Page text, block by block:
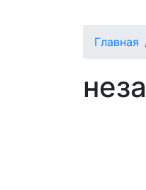
Главная